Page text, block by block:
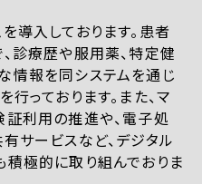
導入しております。患者
診療歴や服用薬、特定健
情報を同システムを通じ
っております。また、マ
利用の推進や、電子処
サービスなど、デジタル
極的に取り組んでおりま